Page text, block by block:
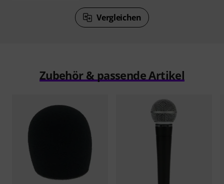
Vergleichen
Zubehör & passende Artikel